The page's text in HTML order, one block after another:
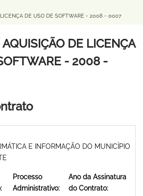
DE USO DE SOFTWARE - 2008 - 0007
DE LICENÇA
- 2008 -
E INFORMAÇÃO DO MUNICÍPIO
Processo
Administrativo:
Ano da Assinatura
do Contrato: